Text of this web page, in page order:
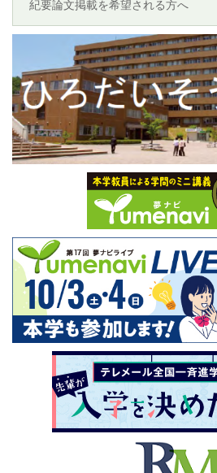
紀要論文掲載を希望される方へ